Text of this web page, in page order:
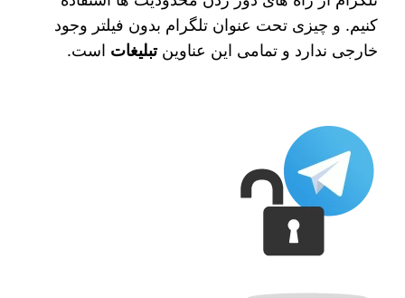
کنیم. و چیزی تحت عنوان تلگرام بدون فیلتر وجود
خارجی ندارد و تمامی این عناوینتبلیغات است.